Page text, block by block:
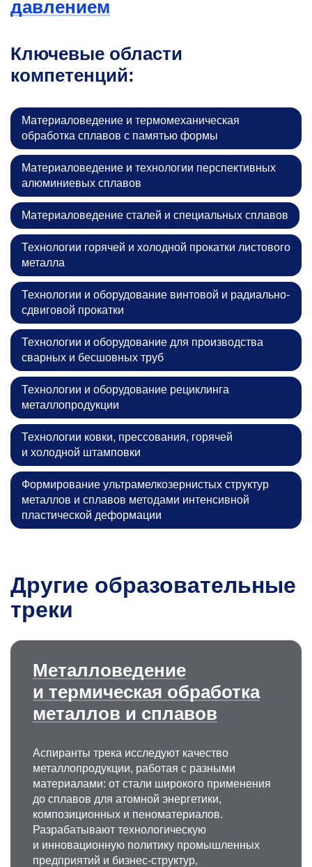
давлением
Ключевые области
компетенций:
Материаловедение и термомеханическая
обработка сплавов с памятью формы
Материаловедение и технологии перспективных
алюминиевых сплавов
Материаловедение сталей и специальных сплавов
Технологии горячей и холодной прокатки листового
металла
Технологии и оборудование винтовой и радиально-
сдвиговой прокатки
Технологии и оборудование для производства
сварных и бесшовных труб
Технологии и оборудование рециклинга
металлопродукции
Технологии ковки, прессования, горячей
и холодной штамповки
Формирование ультрамелкозернистых структур
металлов и сплавов методами интенсивной
пластической деформации
Другие образовательные
треки
Металловедение
и термическая обработка
металлов и сплавов
Аспиранты трека исследуют качество
металлопродукции, работая с разными
материалами: от стали широкого применения
до сплавов для атомной энергетики,
композиционных и пеноматериалов.
Разрабатывают технологическую
и инновационную политику промышленных
предприятий и бизнес-структур,